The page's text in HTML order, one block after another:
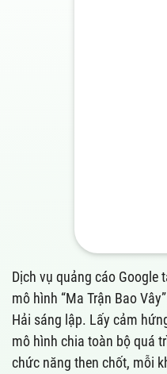
Dịch vụ quảng cáo Google
mô hình “Ma Trận Bao
Hải sáng lập. Lấy cảm
mô hình chia toàn bộ quá
chức năng then chốt, mỗi